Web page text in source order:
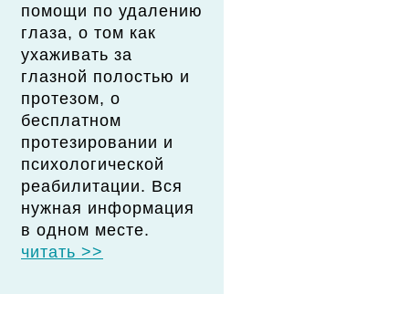
помощи по удалению
глаза, о том как
ухаживать за
глазной полостью и
протезом, о
бесплатном
протезировании и
психологической
реабилитации. Вся
нужная информация
в одном месте.
читать >>